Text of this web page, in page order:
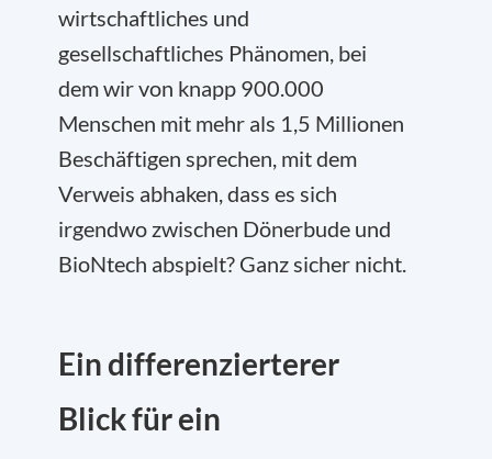
wirtschaftliches und
gesellschaftliches Phänomen, bei
dem wir von knapp 900.000
Menschen mit mehr als 1,5 Millionen
Beschäftigen sprechen, mit dem
Verweis abhaken, dass es sich
irgendwo zwischen Dönerbude und
BioNtech abspielt? Ganz sicher nicht.
Ein differenzierterer
Blick für ein